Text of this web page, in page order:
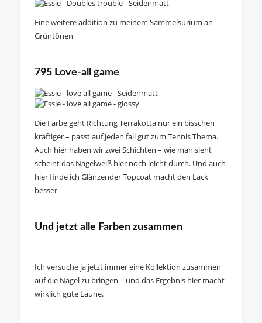
Eine weitere addition zu meinem Sammelsurium an
Grüntönen
795 Love-all game
Die Farbe geht Richtung Terrakotta nur ein bisschen
kräftiger – passt auf jeden fall gut zum Tennis Thema.
Auch hier haben wir zwei Schichten – wie man sieht
scheint das Nagelweiß hier noch leicht durch. Und auch
hier finde ich Glänzender Topcoat macht den Lack
besser
Und jetzt alle Farben zusammen
Ich versuche ja jetzt immer eine Kollektion zusammen
auf die Nägel zu bringen – und das Ergebnis hier macht
wirklich gute Laune.